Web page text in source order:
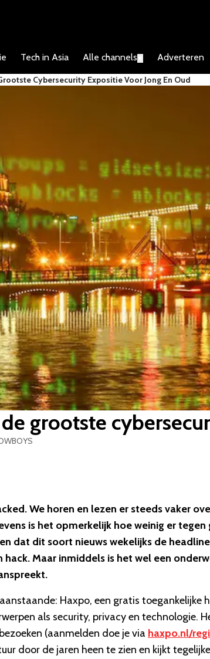
Tech in Asia Alle channels Adverteren
Cybersecurity Expositie Voor Jong En Oud
grootste
We horen en lezen er steeds vaker
is het opmerkelijk hoe weinig er
dat dit soort nieuws wekelijks de
Maar inmiddels is het wel een
Haxpo, een gratis toegankelijke
als security, privacy en technologie.
(aanmelden doe je via haxpo.nl/
door de jaren heen te zien en kijkt